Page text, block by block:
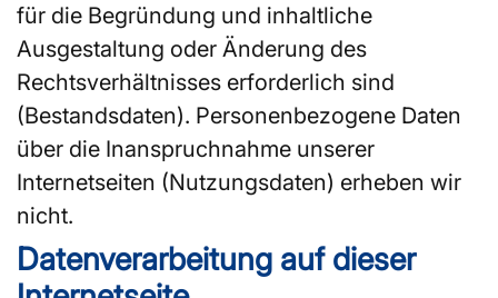
für die Begründung und inhaltliche
Ausgestaltung oder Änderung des
Rechtsverhältnisses erforderlich sind
(Bestandsdaten). Personenbezogene Daten
über die Inanspruchnahme unserer
Internetseiten (Nutzungsdaten) erheben wir
nicht.
Datenverarbeitung auf dieser